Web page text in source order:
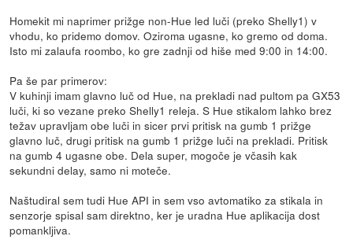
Homekit mi naprimer prižge non-Hue led luči (preko Shelly1) v
vhodu, ko pridemo domov. Oziroma ugasne, ko gremo od doma.
Isto mi zalaufa roombo, ko gre zadnji od hiše med 9:00 in 14:00.
Pa še par primerov:
V kuhinji imam glavno luč od Hue, na prekladi nad pultom pa GX53
luči, ki so vezane preko Shelly1 releja. S Hue stikalom lahko brez
težav upravljam obe luči in sicer prvi pritisk na gumb 1 prižge
glavno luč, drugi pritisk na gumb 1 prižge luči na prekladi. Pritisk
na gumb 4 ugasne obe. Dela super, mogoče je včasih kak
sekundni delay, samo ni moteče.
Naštudiral sem tudi Hue API in sem vso avtomatiko za stikala in
senzorje spisal sam direktno, ker je uradna Hue aplikacija dost
pomankljiva.